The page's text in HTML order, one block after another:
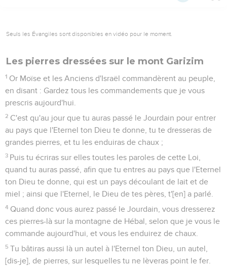
Seuls les Évangiles sont disponibles en vidéo pour le moment.
Les pierres dressées sur le mont Garizim
1 Or Moïse et les Anciens d'Israël commandèrent au peuple,
en disant : Gardez tous les commandements que je vous
prescris aujourd'hui.
2 C'est qu'au jour que tu auras passé le Jourdain pour entrer
au pays que l'Eternel ton Dieu te donne, tu te dresseras de
grandes pierres, et tu les enduiras de chaux ;
3 Puis tu écriras sur elles toutes les paroles de cette Loi,
quand tu auras passé, afin que tu entres au pays que l'Eternel
ton Dieu te donne, qui est un pays découlant de lait et de
miel ; ainsi que l'Eternel, le Dieu de tes pères, t'[en] a parlé.
4 Quand donc vous aurez passé le Jourdain, vous dresserez
ces pierres-là sur la montagne de Hébal, selon que je vous le
commande aujourd'hui, et vous les enduirez de chaux.
5 Tu bâtiras aussi là un autel à l'Eternel ton Dieu, un autel,
[dis-je], de pierres, sur lesquelles tu ne lèveras point le fer.